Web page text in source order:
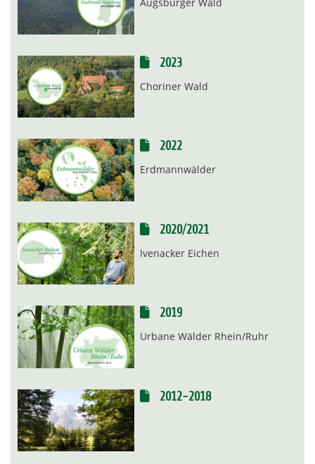
Augsburger Wald
2023
Choriner Wald
2022
Erdmannwälder
2020/2021
Ivenacker Eichen
2019
Urbane Wälder Rhein/Ruhr
2012-2018